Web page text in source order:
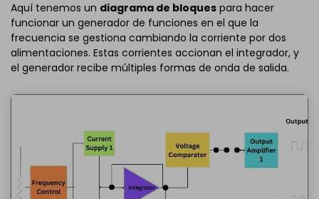
Aquí tenemos un diagrama de bloques para hacer
funcionar un generador de funciones en el que la
frecuencia se gestiona cambiando la corriente por dos
alimentaciones. Estas corrientes accionan el integrador, y
el generador recibe múltiples formas de onda de salida.